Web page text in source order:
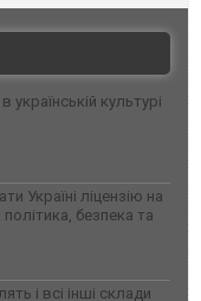
українській культурі
Україні ліцензію на
безпека та
і всі інші склади